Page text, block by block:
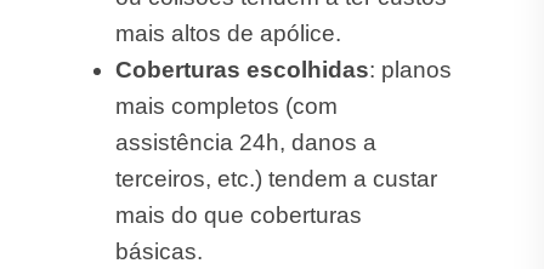
mais altos de apólice.
Coberturas escolhidas: planos
mais completos (com
assistência 24h, danos a
terceiros, etc.) tendem a custar
mais do que coberturas
básicas.